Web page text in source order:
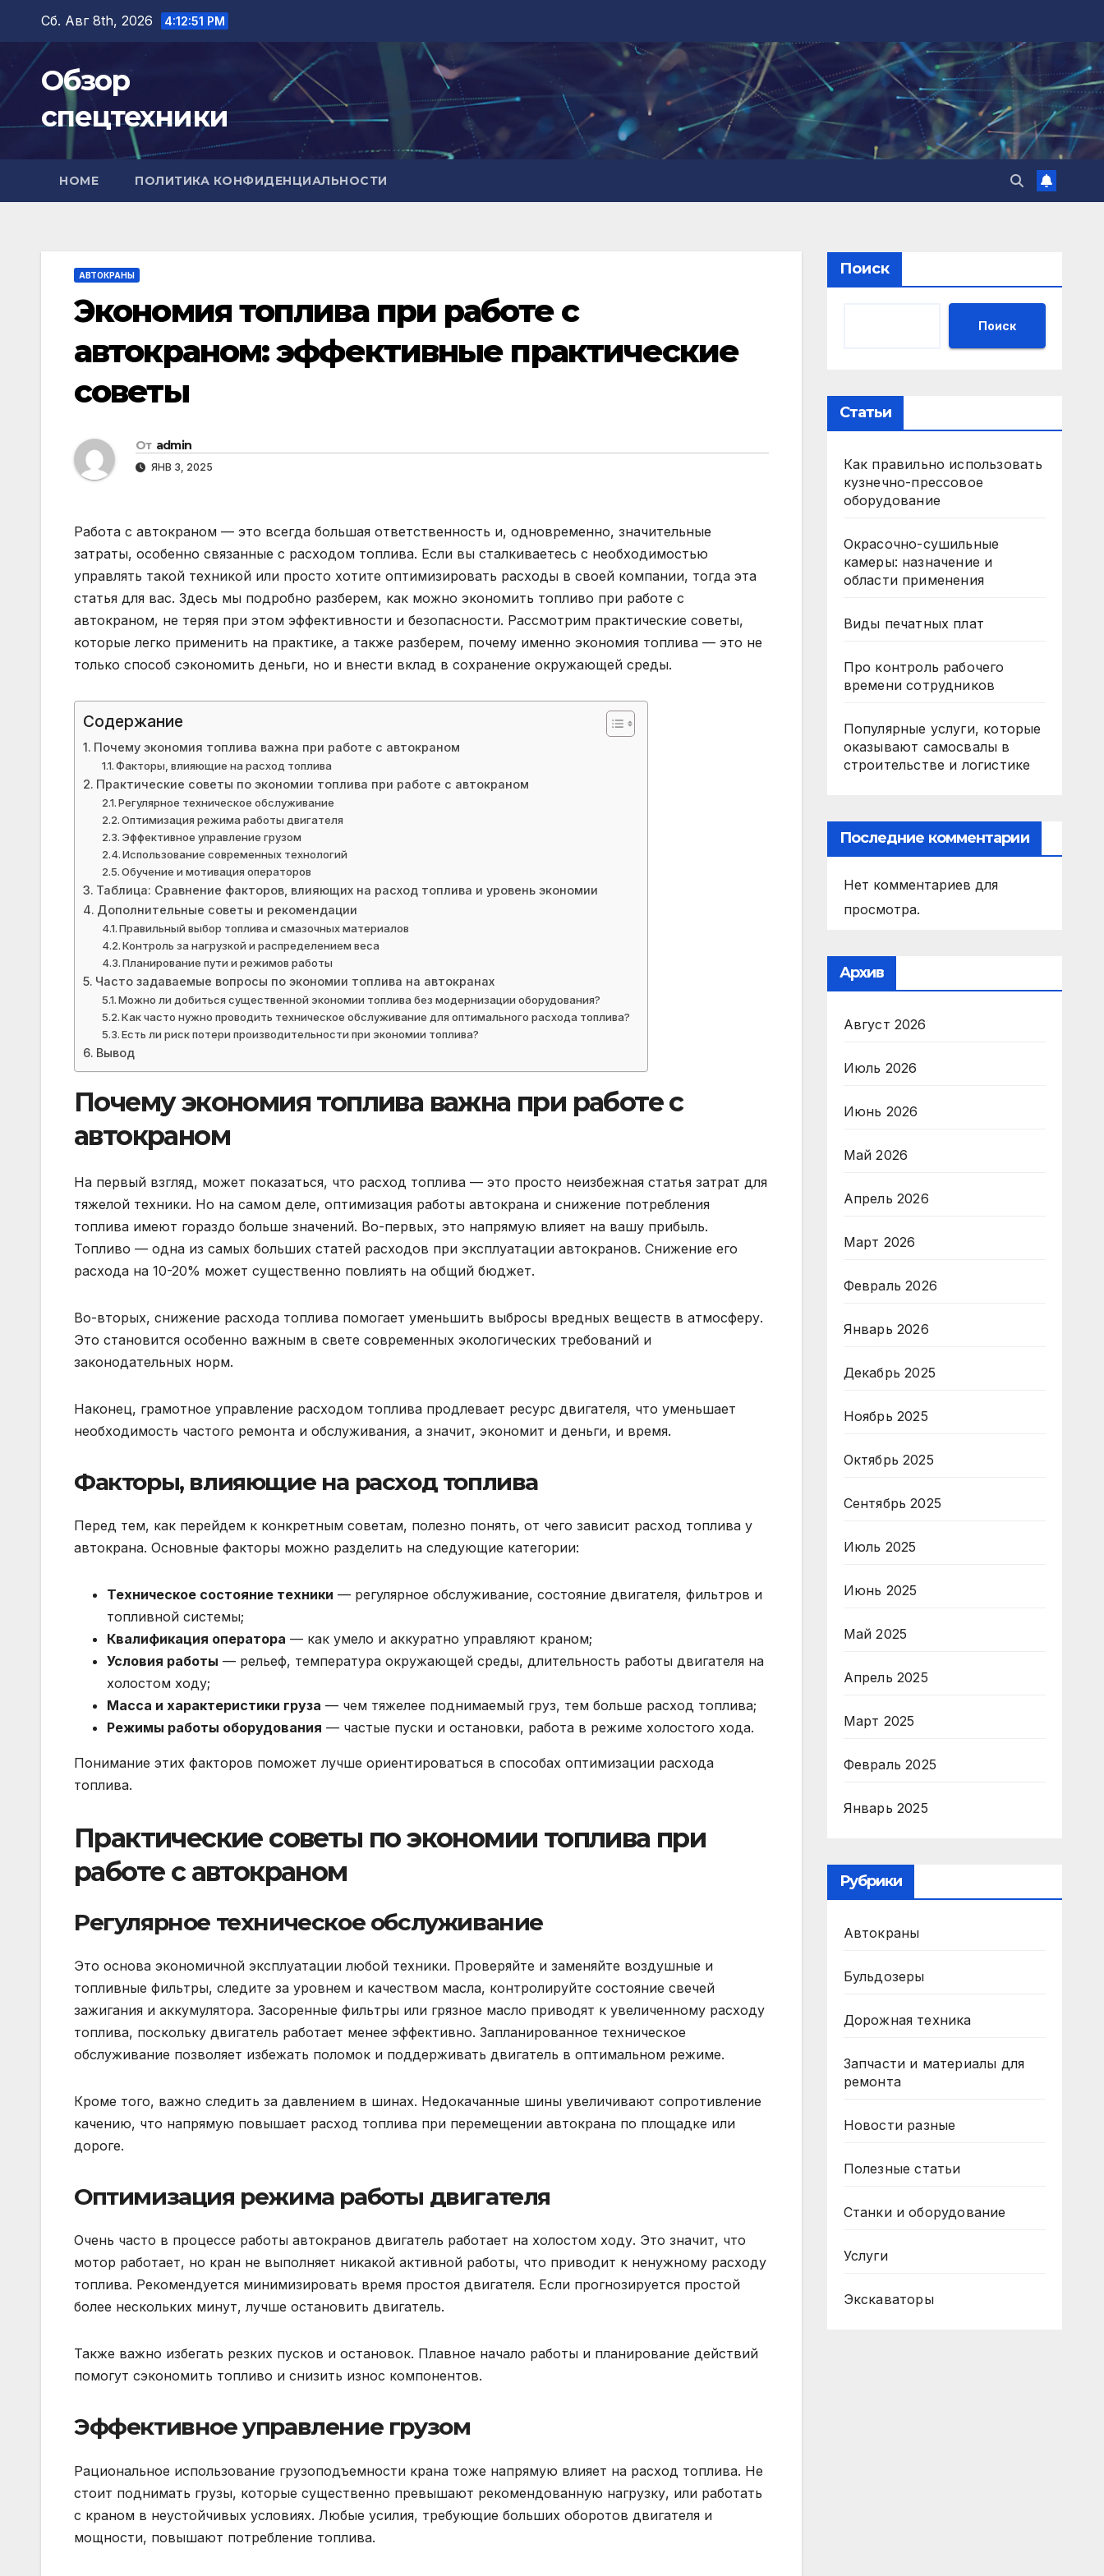
Перейти
содержимому
Сб. Авг 8th, 2026 4:12:52 PM
Обзор
спецтехники
HOME ПОЛИТИКА КОНФИДЕНЦИАЛЬНОСТИ
АВТОКРАНЫ
Экономия топлива при работе с
автокраном: эффективные практические
советы
От admin
ЯНВ 3, 2025
Работа с автокраном — это всегда большая ответственность и, одновременно, значительные
затраты, особенно связанные с расходом топлива. Если вы сталкиваетесь с необходимостью
управлять такой техникой или просто хотите оптимизировать расходы в своей компании, тогда эта
статья для вас. Здесь мы подробно разберем, как можно экономить топливо при работе с
автокраном, не теряя при этом эффективности и безопасности. Рассмотрим практические советы,
которые легко применить на практике, а также разберем, почему именно экономия топлива — это не
только способ сэкономить деньги, но и внести вклад в сохранение окружающей среды.
Содержание
Почему экономия топлива важна при работе с автокраном
Факторы, влияющие на расход топлива
Практические советы по экономии топлива при работе с автокраном
Регулярное техническое обслуживание
Оптимизация режима работы двигателя
Эффективное управление грузом
Использование современных технологий
Обучение и мотивация операторов
Таблица: Сравнение факторов, влияющих на расход топлива и уровень экономии
Дополнительные советы и рекомендации
Правильный выбор топлива и смазочных материалов
Контроль за нагрузкой и распределением веса
Планирование пути и режимов работы
Часто задаваемые вопросы по экономии топлива на автокранах
Можно ли добиться существенной экономии топлива без модернизации оборудования?
Как часто нужно проводить техническое обслуживание для оптимального расхода топлива?
Есть ли риск потери производительности при экономии топлива?
Вывод
Почему экономия топлива важна при работе с
автокраном
На первый взгляд, может показаться, что расход топлива — это просто неизбежная статья затрат для
тяжелой техники. Но на самом деле, оптимизация работы автокрана и снижение потребления
топлива имеют гораздо больше значений. Во-первых, это напрямую влияет на вашу прибыль.
Топливо — одна из самых больших статей расходов при эксплуатации автокранов. Снижение его
расхода на 10-20% может существенно повлиять на общий бюджет.
Во-вторых, снижение расхода топлива помогает уменьшить выбросы вредных веществ в атмосферу.
Это становится особенно важным в свете современных экологических требований и
законодательных норм.
Наконец, грамотное управление расходом топлива продлевает ресурс двигателя, что уменьшает
необходимость частого ремонта и обслуживания, а значит, экономит и деньги, и время.
Факторы, влияющие на расход топлива
Перед тем, как перейдем к конкретным советам, полезно понять, от чего зависит расход топлива у
автокрана. Основные факторы можно разделить на следующие категории:
Техническое состояние техники — регулярное обслуживание, состояние двигателя, фильтров и
топливной системы;
Квалификация оператора — как умело и аккуратно управляют краном;
Условия работы — рельеф, температура окружающей среды, длительность работы двигателя на
холостом ходу;
Масса и характеристики груза — чем тяжелее поднимаемый груз, тем больше расход топлива;
Режимы работы оборудования — частые пуски и остановки, работа в режиме холостого хода.
Понимание этих факторов поможет лучше ориентироваться в способах оптимизации расхода
топлива.
Практические советы по экономии топлива при
работе с автокраном
Регулярное техническое обслуживание
Это основа экономичной эксплуатации любой техники. Проверяйте и заменяйте воздушные и
топливные фильтры, следите за уровнем и качеством масла, контролируйте состояние свечей
зажигания и аккумулятора. Засоренные фильтры или грязное масло приводят к увеличенному расходу
топлива, поскольку двигатель работает менее эффективно. Запланированное техническое
обслуживание позволяет избежать поломок и поддерживать двигатель в оптимальном режиме.
Кроме того, важно следить за давлением в шинах. Недокачанные шины увеличивают сопротивление
качению, что напрямую повышает расход топлива при перемещении автокрана по площадке или
дороге.
Оптимизация режима работы двигателя
Очень часто в процессе работы автокранов двигатель работает на холостом ходу. Это значит, что
мотор работает, но кран не выполняет никакой активной работы, что приводит к ненужному расходу
топлива. Рекомендуется минимизировать время простоя двигателя. Если прогнозируется простой
более нескольких минут, лучше остановить двигатель.
Также важно избегать резких пусков и остановок. Плавное начало работы и планирование действий
помогут сэкономить топливо и снизить износ компонентов.
Эффективное управление грузом
Рациональное использование грузоподъемности крана тоже напрямую влияет на расход топлива. Не
стоит поднимать грузы, которые существенно превышают рекомендованную нагрузку, или работать
с краном в неустойчивых условиях. Любые усилия, требующие больших оборотов двигателя и
мощности, повышают потребление топлива.
Поиск
Поиск
Статьи
Как правильно использовать
кузнечно-прессовое
оборудование
Окрасочно-сушильные
камеры: назначение и
области применения
Виды печатных плат
Про контроль рабочего
времени сотрудников
Популярные услуги, которые
оказывают самосвалы в
строительстве и логистике
Последние комментарии
Нет комментариев для
просмотра.
Архив
Август 2026
Июль 2026
Июнь 2026
Май 2026
Апрель 2026
Март 2026
Февраль 2026
Январь 2026
Декабрь 2025
Ноябрь 2025
Октябрь 2025
Сентябрь 2025
Июль 2025
Июнь 2025
Май 2025
Апрель 2025
Март 2025
Февраль 2025
Январь 2025
Рубрики
Автокраны
Бульдозеры
Дорожная техника
Запчасти и материалы для
ремонта
Новости разные
Полезные статьи
Станки и оборудование
Услуги
Экскаваторы